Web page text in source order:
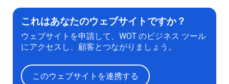
これはあなたのウェブサイトですか？
ウェブサイトを申請して、WOT のビジネス ツール
にアクセスし、顧客とつながりましょう。
このウェブサイトを連携する